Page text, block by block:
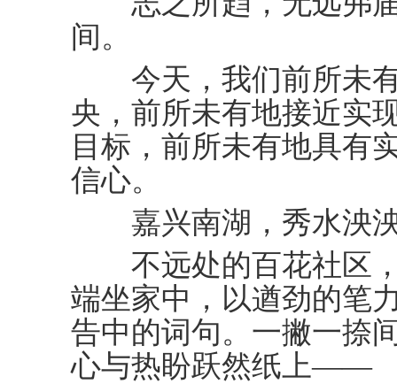
间。
今天，我们前所未有
央，前所未有地接近实
目标，前所未有地具有
信心。
嘉兴南湖，秀水泱泱
不远处的百花社区，
端坐家中，以遒劲的笔
告中的词句。一撇一捺
心与热盼跃然纸上——